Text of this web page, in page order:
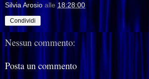
Silvia Arosio alle 18:28:00
Condividi
Nessun commento:
Posta un commento